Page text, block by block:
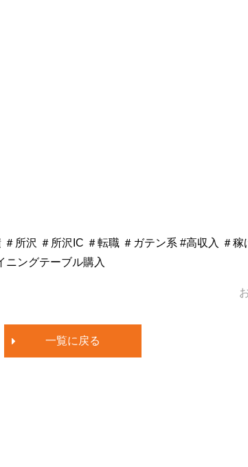
所沢 ＃所沢IC ＃転職 ＃ガテン系 #高収入 ＃
ニングテーブル購入
一覧に戻る